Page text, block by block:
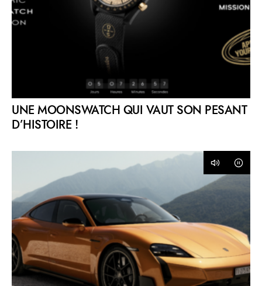
UNE MOONSWATCH QUI VAUT SON PESANT
D’HISTOIRE !